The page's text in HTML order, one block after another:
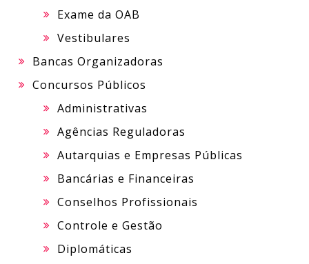
Exame da OAB
Vestibulares
Bancas Organizadoras
Concursos Públicos
Administrativas
Agências Reguladoras
Autarquias e Empresas Públicas
Bancárias e Financeiras
Conselhos Profissionais
Controle e Gestão
Diplomáticas